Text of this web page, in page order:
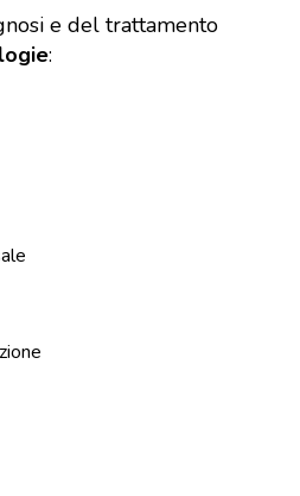
e del trattamento
: